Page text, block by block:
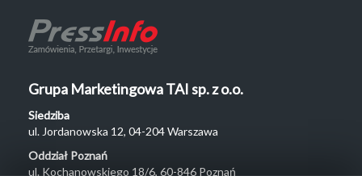
Grupa Marketingowa TAI sp. z o.o.
Siedziba
ul. Jordanowska 12, 04-204 Warszawa
Oddział Poznań
ul. Kochanowskiego 18/6, 60-846 Poznań